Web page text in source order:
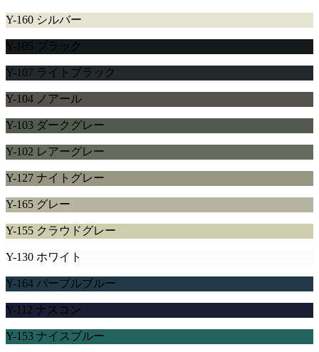
Y-160 シルバー
Y-105 ブラック
Y-107 ライトブラック
Y-104 ノアール
Y-103 ダークグレー
Y-102 レアーグレー
Y-127 ナイトグレー
Y-165 グレー
Y-155 クラウドグレー
Y-130 ホワイト
Y-164 パープルブルー
Y-112 ナスコン
Y-153 ナイスブルー